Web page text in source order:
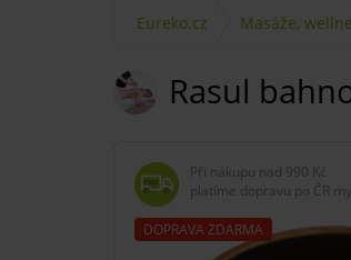
Eureko.cz Masáže,
Rasul
Při nákupu nad 990 Kč
platíme dopravu po ČR my
DOPRAVA ZDARMA